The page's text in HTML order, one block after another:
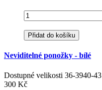
Přidat do košíku
Neviditelné ponožky - bílé
Dostupné velikosti 36-3940-43
300 Kč